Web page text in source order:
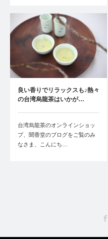
良い香りでリラックスも♪熱々
の台湾烏龍茶はいかが…
台湾烏龍茶のオンラインショッ
プ、聞香堂のブログをご覧のみ
なさま、こんにち…